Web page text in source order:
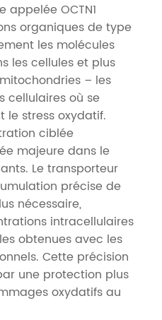
OCTN1
organiques de type
les molécules
les cellules et plus
– les
cellulaires où se
stress oxydatif.
ciblée
majeure dans le
Le transporteur
précise de
nécessaire,
intracellulaires
obtenues avec les
Cette précision
une protection plus
oxydatifs au